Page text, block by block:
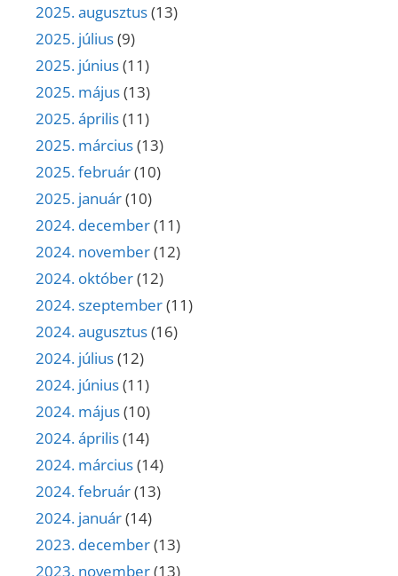
2025. augusztus(13)
2025. július(9)
2025. június(11)
2025. május(13)
2025. április(11)
2025. március(13)
2025. február(10)
2025. január(10)
2024. december(11)
2024. november(12)
2024. október(12)
2024. szeptember(11)
2024. augusztus(16)
2024. július(12)
2024. június(11)
2024. május(10)
2024. április(14)
2024. március(14)
2024. február(13)
2024. január(14)
2023. december(13)
2023. november(13)